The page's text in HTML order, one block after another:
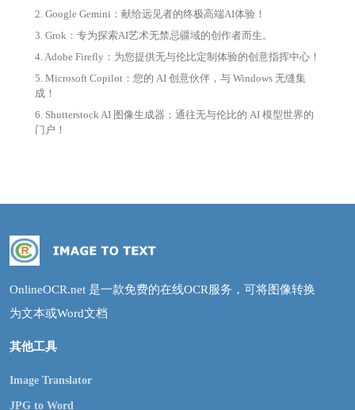
2. Google Gemini：献给远见者的终极高端AI体验！
3. Grok：专为探索AI艺术无禁忌疆域的创作者而生。
4. Adobe Firefly：为您提供无与伦比定制体验的创意指挥中心！
5. Microsoft Copilot：您的 AI 创意伙伴，与 Windows 无缝集
成！
6. Shutterstock AI 图像生成器：通往无与伦比的 AI 模型世界的
门户！
OnlineOCR.net 是一款免费的在线OCR服务，可将图像转换
为文本或Word文档
其他工具
Image Translator
JPG to Word